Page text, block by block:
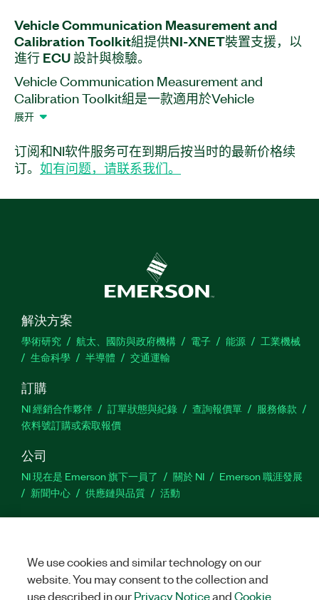
Vehicle Communication Measurement and
Calibration Toolkit組提供NI-XNET裝置支援， 以
進行 ECU 設計與檢驗。
Vehicle Communication Measurement and
Calibration Toolkit組是一款適用於Vehicle
Communication Toolkit組 (NI-VCOM) 的軟體外掛
助您量測與校準電子控制單元 (ECU) 設計與驗證的
應用。您可使用此外掛程式搭配校準資料庫檔案
準協定 (CCP)，讀取/寫入內部 ECU 變數與特性。
Windows 的 API、適用於 C/C++ 的僅限 Windows
的 API，以及網路校準資料庫查看器。
展开
订阅和NI软件服务可在到期后按当时的最新价格续
订。 如有问题，请联系我们。
解決方案
學術研究 航太、國防與政府機構 電子 能源
工業機械
生命科學
半導體 交通運輸
訂購
NI 經銷合作夥伴 訂單狀態與紀錄 查詢報價單
服務條款
依料號訂購或索取報價
公司
NI 現在是 Emerson 旗下一員了 關於 NI
Emerson 職涯發展
新聞中心
供應鏈與品質 活動
支援
站建議
We use cookies and similar technology on our
website. You may consent to the collection and
use described in ourPrivacy NoticeandCookie